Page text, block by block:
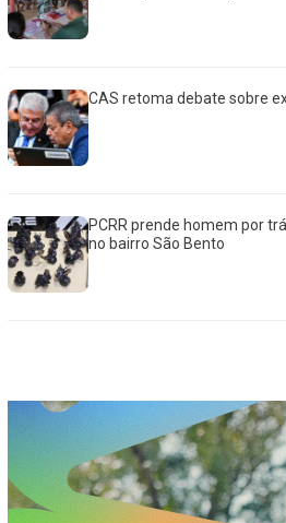
CAS retoma debate sobre
PCRR prende homem por
no bairro São Bento